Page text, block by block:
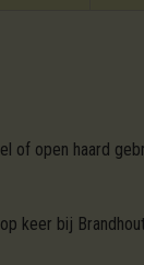
of open haard
keer bij